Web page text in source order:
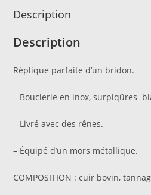
Description
Description
Réplique parfaite d’un bridon.
– Bouclerie en inox, surpiqûres
– Livré avec des rênes.
– Équipé d’un mors métallique.
COMPOSITION : cuir bovin,